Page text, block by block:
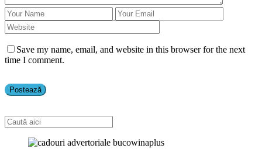
Save my name, email, and website in this browser for the next
time I comment.